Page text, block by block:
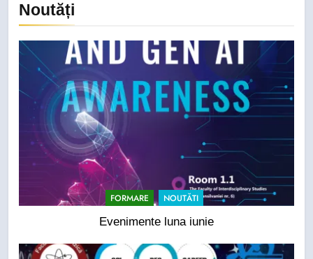
Noutăți
FORMARE
NOUTĂTI
Evenimente luna iunie